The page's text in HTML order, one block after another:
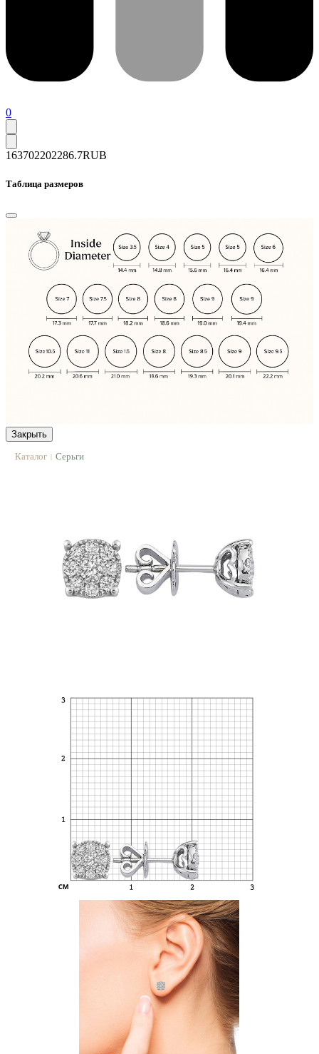
0
163702202286.7RUB
Таблица размеров
Закрыть
Каталог | Серьги